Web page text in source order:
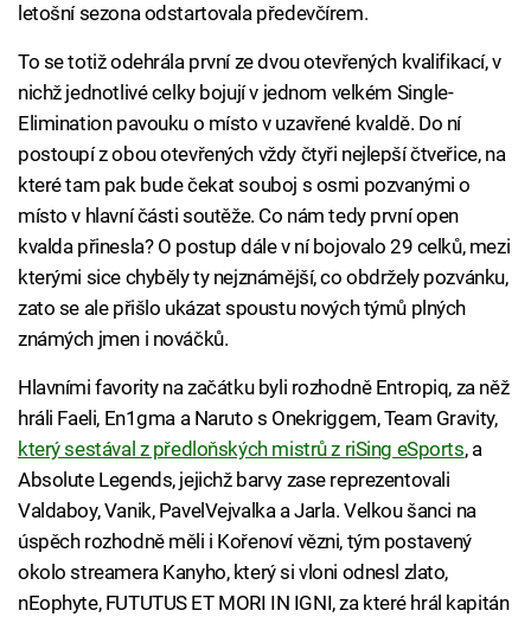
letošní sezona odstartovala předevčírem.
To se totiž odehrála první ze dvou otevřených kvalifikací, v
nichž jednotlivé celky bojují v jednom velkém Single-
Elimination pavouku o místo v uzavřené kvaldě. Do ní
postoupí z obou otevřených vždy čtyři nejlepší čtveřice, na
které tam pak bude čekat souboj s osmi pozvanými o
místo v hlavní části soutěže. Co nám tedy první open
kvalda přinesla? O postup dále v ní bojovalo 29 celků, mezi
kterými sice chyběly ty nejznámější, co obdržely pozvánku,
zato se ale přišlo ukázat spoustu nových týmů plných
známých jmen i nováčků.
Hlavními favority na začátku byli rozhodně Entropiq, za něž
hráli Faeli, En1gma a Naruto s Onekriggem, Team Gravity,
který sestával z předloňských mistrů z riSing eSports, a
Absolute Legends, jejichž barvy zase reprezentovali
Valdaboy, Vanik, PavelVejvalka a Jarla. Velkou šanci na
úspěch rozhodně měli i Kořenoví vězni, tým postavený
okolo streamera Kanyho, který si vloni odnesl zlato,
nEophyte, FUTUTUS ET MORI IN IGNI, za které hrál kapitán